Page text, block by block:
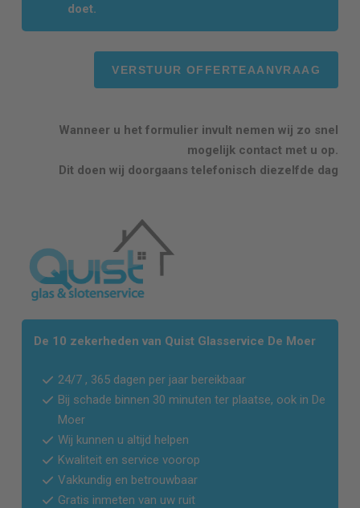
doet.
Wanneer u het formulier invult nemen wij zo snel
mogelijk contact met u op.
Dit doen wij doorgaans telefonisch diezelfde dag
De 10 zekerheden van Quist Glasservice De Moer
24/7 , 365 dagen per jaar bereikbaar
Bij schade binnen 30 minuten ter plaatse, ook in De
Moer
Wij kunnen u altijd helpen
Kwaliteit en service voorop
Vakkundig en betrouwbaar
Gratis inmeten van uw ruit